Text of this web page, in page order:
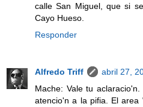
calle San Miguel, que si
Cayo Hueso.
Responder
Alfredo Triff
abril 27,
Mache: Vale tu
atencio'n a la pifia. El area